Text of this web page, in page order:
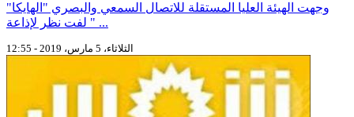
وجهت الهيئة العليا المستقلة للاتصال السمعي والبصري "الهايكا"
لفت نظر لإذاعة " ...
الثلاثاء، 5 مارس، 2019 - 12:55